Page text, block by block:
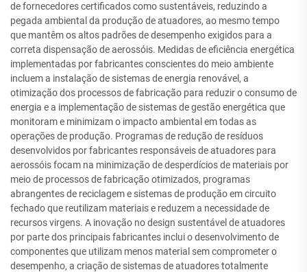
de fornecedores certificados como sustentáveis, reduzindo a
pegada ambiental da produção de atuadores, ao mesmo tempo
que mantêm os altos padrões de desempenho exigidos para a
correta dispensação de aerossóis. Medidas de eficiência energética
implementadas por fabricantes conscientes do meio ambiente
incluem a instalação de sistemas de energia renovável, a
otimização dos processos de fabricação para reduzir o consumo de
energia e a implementação de sistemas de gestão energética que
monitoram e minimizam o impacto ambiental em todas as
operações de produção. Programas de redução de resíduos
desenvolvidos por fabricantes responsáveis de atuadores para
aerossóis focam na minimização de desperdícios de materiais por
meio de processos de fabricação otimizados, programas
abrangentes de reciclagem e sistemas de produção em circuito
fechado que reutilizam materiais e reduzem a necessidade de
recursos virgens. A inovação no design sustentável de atuadores
por parte dos principais fabricantes inclui o desenvolvimento de
componentes que utilizam menos material sem comprometer o
desempenho, a criação de sistemas de atuadores totalmente